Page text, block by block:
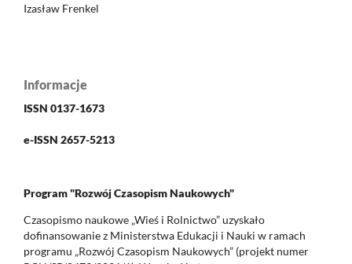
Izasław Frenkel
Informacje
ISSN 0137-1673
e-ISSN 2657-5213
Program "Rozwój Czasopism Naukowych"
Czasopismo naukowe „Wieś i Rolnictwo” uzyskało
dofinansowanie z Ministerstwa Edukacji i Nauki w ramach
programu „Rozwój Czasopism Naukowych” (projekt numer